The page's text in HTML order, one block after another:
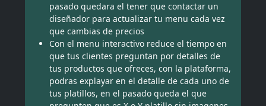
pasado quedara el tener que contactar un
diseñador para actualizar tu menu cada vez
que cambias de precios
Con el menu interactivo reduce el tiempo en
que tus clientes preguntan por detalles de
tus productos que ofreces, con la plataforma,
podras explayar en el detalle de cada uno de
tus platillos, en el pasado queda el que